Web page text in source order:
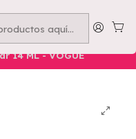
mínima $50.000
Belleza Manos
14 ML - VOGUE